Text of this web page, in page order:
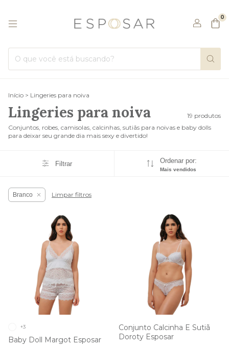
0
Início > Lingeries para noiva
Lingeries para noiva
19 produtos
Conjuntos, robes, camisolas, calcinhas, sutiãs para noivas e baby dolls
para deixar seu grande dia mais sexy e divertido!
Filtrar Ordenar por:
Mais vendidos
Branco Limpar filtros
Baby Doll Margot Esposar
+3
Conjunto Calcinha E Sutiã
Doroty Esposar